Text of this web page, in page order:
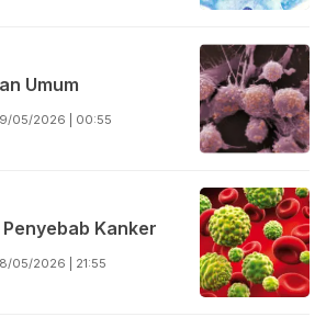
Umum
05/2026 | 00:55
Kanker
05/2026 | 21:55